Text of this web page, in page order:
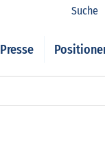
Suche
Presse